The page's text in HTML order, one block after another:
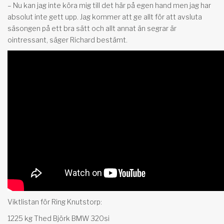
– Nu kan jag inte köra mig till det här på egen hand men jag har
absolut inte gett upp. Jag kommer att ge allt för att avsluta
säsongen på ett bra sätt och allt annat än segrar är
ointressant, säger Richard bestämt.
Viktlistan för Ring Knutstorp:
1225 kg Thed Björk BMW 320si